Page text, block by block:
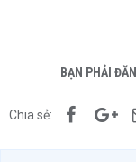
BẠN PHẢI
Chia sẻ: Facebook